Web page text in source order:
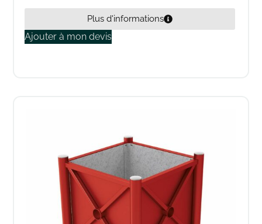
Plus d'informations
Ajouter à mon devis